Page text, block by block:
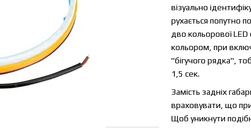
візуально
рухається попутно
дво кольорової
кольором, при
"бігучого рядка",
1,5 сек.
Замість задніх
враховувати, що при
Щоб уникнути